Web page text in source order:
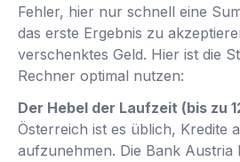
Fehler, hier nur schnell eine
das erste Ergebnis zu
verschenktes Geld. Hier ist die
Rechner optimal nutzen:
Der Hebel der Laufzeit (bis zu
Österreich ist es üblich, Kredite
aufzunehmen. Die Bank Austria